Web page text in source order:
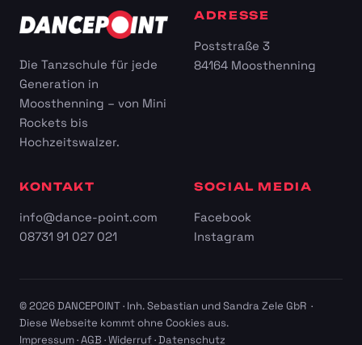
Die Tanzschule für jede
Generation in
Moosthenning – von Mini
Rockets bis
Hochzeitswalzer.
ADRESSE
Poststraße 3
84164 Moosthenning
KONTAKT
info@dance-point.com
08731 91 027 021
SOCIAL MEDIA
Facebook
Instagram
© 2026 DANCEPOINT · Inh. Sebastian und Sandra Zele GbR ·
Diese Webseite kommt ohne Cookies aus.
Impressum·AGB ·Widerruf·Datenschutz